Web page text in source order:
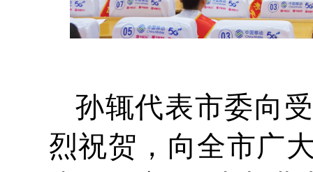
孙辄代表市委向
烈祝贺，向全市广